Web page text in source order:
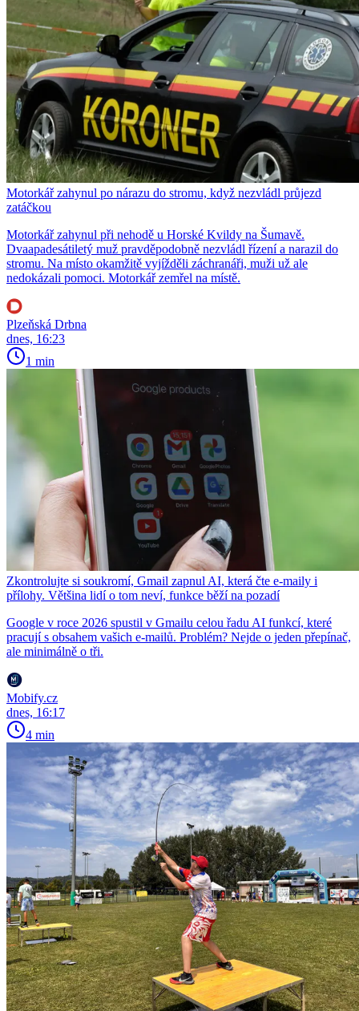
Motorkář zahynul po nárazu do stromu, když nezvládl průjezd
zatáčkou
Motorkář zahynul při nehodě u Horské Kvildy na Šumavě.
Dvaapadesátiletý muž pravděpodobně nezvládl řízení a narazil do
stromu. Na místo okamžitě vyjížděli záchranáři, muži už ale
nedokázali pomoci. Motorkář zemřel na místě.
Plzeňská Drbna
dnes, 16:23
1 min
Zkontrolujte si soukromí, Gmail zapnul AI, která čte e-maily i
přílohy. Většina lidí o tom neví, funkce běží na pozadí
Google v roce 2026 spustil v Gmailu celou řadu AI funkcí, které
pracují s obsahem vašich e-mailů. Problém? Nejde o jeden přepínač,
ale minimálně o tři.
Mobify.cz
dnes, 16:17
4 min